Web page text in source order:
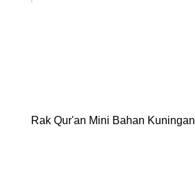
Rak Qur'an Mini Bahan Kuningan